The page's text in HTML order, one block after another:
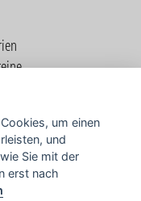
um einen
und
Sie mit der
erst nach